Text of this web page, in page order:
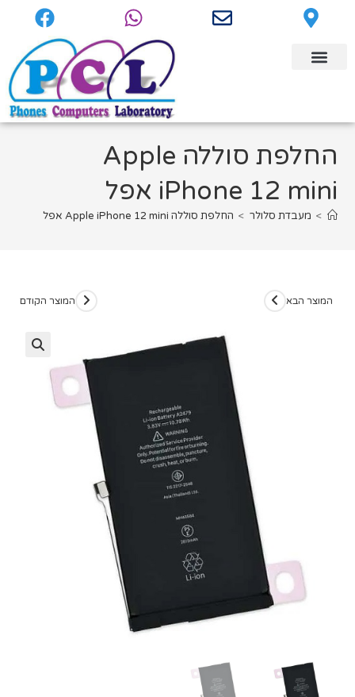
החלפת סוללה Apple
iPhone 12 mini אפל
> מעבדת סלולר > החלפת סוללה Apple iPhone 12 mini אפל
המוצר הקודם המוצר הבא